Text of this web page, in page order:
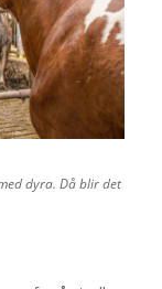
dyra. Då blir det